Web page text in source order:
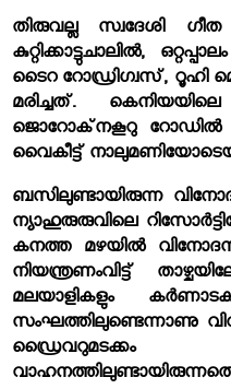
തിരുവല്ല സ്വദേശി
കുറ്റിക്കാട്ടുചാലില്‍,
ടൈറ റോഡ്രിഗ്വസ്, റൂഹി
മരിച്ചത്.
ജൊറോക്‌നകൂറു റോഡില്‍
വൈകീട്ട്
ബസിലുണ്ടായിരുന്ന
ന്യാഹുരുരുവിലെ
കനത്ത മഴയില്‍
നിയന്ത്രണംവിട്ട്
മലയാളികളും
സംഘത്തിലുണ്ടെന്നാണു